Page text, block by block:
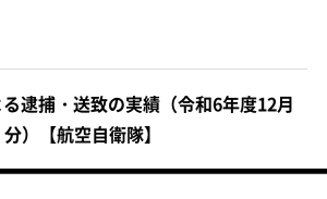
る逮捕・送致の実績（令和6年度12月
分）【航空自衛隊】